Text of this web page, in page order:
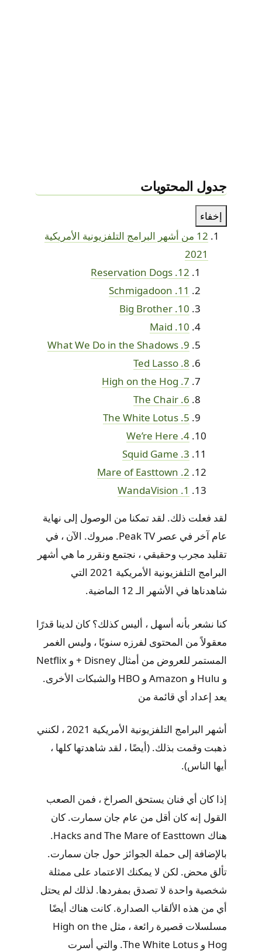
جدول المحتويات
إخفاء
12 من أشهر البرامج التلفزيونية الأمريكية
2021
12. Reservation Dogs
11. Schmigadoon
10. Big Brother
10. Maid
9. What We Do in the Shadows
8. Ted Lasso
7. High on the Hog
6. The Chair
5. The White Lotus
4. We’re Here
3. Squid Game
2. ​​Mare of Easttown
1. WandaVision
لقد فعلت ذلك. لقد تمكنا من الوصول إلى نهاية
عام آخر في عصر Peak TV. مبروك. الآن ، في
تقليد مجرب وحقيقي ، نجتمع ونقرر ما هي أشهر
البرامج التلفزيونية الأمريكية 2021 التي
شاهدناها في الأشهر الـ 12 الماضية.
كنا نشعر بأنه أسهل ، أليس كذلك؟ كان لدينا قدرًا
معقولاً من المحتوى لفرزه سنويًا ، وليس الغمر
المستمر للعروض من أمثال Disney + و Netflix
و Hulu و Amazon و HBO والشبكات الأخرى.
يعد إعداد أي قائمة من
أشهر البرامج التلفزيونية الأمريكية 2021 ، لكنني
ذهبت وقمت بذلك. (أيضًا ، لقد شاهدتها كلها ،
أيها الناس).
إذا كان أي فنان يستحق الصراخ ، فمن الصعب
القول إنه كان أقل من عام جان سمارت. كان
هناك Hacks and The Mare of Easttown.
بالإضافة إلى حملة الجوائز حول جان سمارت.
تألق محض. لكن لا يمكنك الاعتماد على ممثلة
شخصية واحدة لا تصدق بمفردها. لذلك لم يحتل
أي من هذه الألقاب الصدارة. كانت هناك أيضًا
مسلسلات قصيرة رائعة ، مثل High on the
Hog و The White Lotus. والتي أسرت